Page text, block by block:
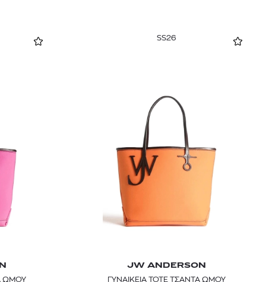
ΩΜΟΥ
SS26
JW ANDERSON
ΓΥΝΑΙΚΕΙΑ TOTE ΤΣΑΝΤΑ ΩΜΟΥ